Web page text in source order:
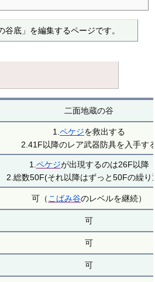
谷底」を編集するページです。
二面地蔵の谷
1.ペケジを救出する
2.41F以降のレア武器防具を入手す
1.ペケジが出現するのは26F以降
2.総数50F(それ以降はずっと50Fの繰り
可（こばみ谷のレベルを継続）
可
可
可